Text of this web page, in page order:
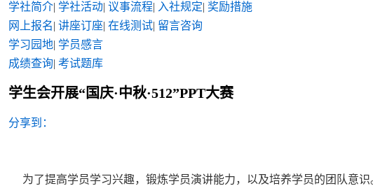
学社简介| 学社活动| 议事流程| 入社规定| 奖励措施
网上报名| 讲座订座| 在线测试| 留言咨询
学习园地| 学员感言
成绩查询| 考试题库
学生会开展“国庆·中秋·512”PPT大赛
分享到：
为了提高学员学习兴趣，锻炼学员演讲能力，以及培养学员的团队意识